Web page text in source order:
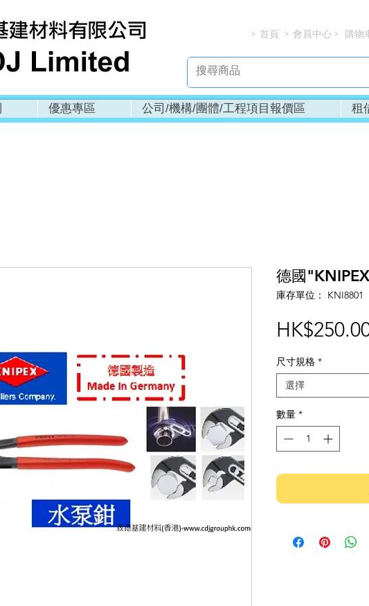
> > >
首頁 會員中心 購物
優惠專區 公司/機構/團體/工程項目報價區 租
德國
庫存單位： KNI8801
尺寸規格 *
選擇
數量 *